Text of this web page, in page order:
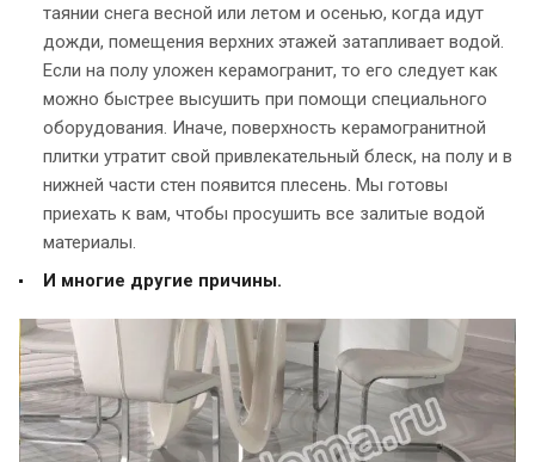
таянии снега весной или летом и осенью, когда идут
дожди, помещения верхних этажей затапливает водой.
Если на полу уложен керамогранит, то его следует как
можно быстрее высушить при помощи специального
оборудования. Иначе, поверхность керамогранитной
плитки утратит свой привлекательный блеск, на полу и в
нижней части стен появится плесень. Мы готовы
приехать к вам, чтобы просушить все залитые водой
материалы.
И многие другие причины.